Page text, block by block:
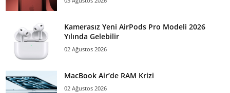
Kamerasız Yeni AirPods Pro Modeli 2026
Yılında Gelebilir
02 Ağustos 2026
MacBook Air’de RAM Krizi
02 Ağustos 2026